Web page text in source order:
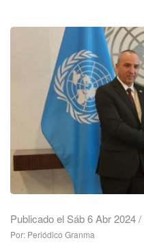
Publicado el Sáb 6 Abr 2024/
Por: Periódico Granma